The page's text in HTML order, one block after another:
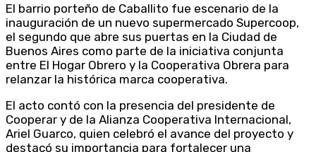
El barrio porteño de Caballito fue escenario de la
inauguración de un nuevo supermercado Supercoop,
el segundo que abre sus puertas en la Ciudad de
Buenos Aires como parte de la iniciativa conjunta
entre El Hogar Obrero y la Cooperativa Obrera para
relanzar la histórica marca cooperativa.
El acto contó con la presencia del presidente de
Cooperar y de la Alianza Cooperativa Internacional,
Ariel Guarco, quien celebró el avance del proyecto y
destacó su importancia para fortalecer una